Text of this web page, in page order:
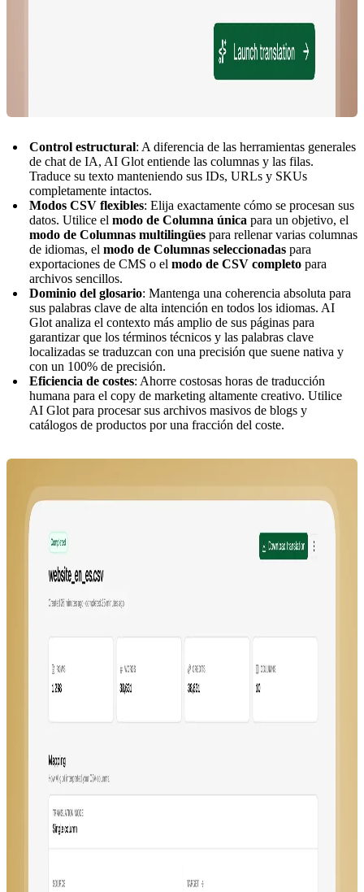
Control estructural: A diferencia de las herramientas generales
de chat de IA, AI Glot entiende las columnas y las filas.
Traduce su texto manteniendo sus IDs, URLs y SKUs
completamente intactos.
Modos CSV flexibles: Elija exactamente cómo se procesan sus
datos. Utilice el modo de Columna única para un objetivo, el
modo de Columnas multilingües para rellenar varias columnas
de idiomas, el modo de Columnas seleccionadas para
exportaciones de CMS o el modo de CSV completo para
archivos sencillos.
Dominio del glosario: Mantenga una coherencia absoluta para
sus palabras clave de alta intención en todos los idiomas. AI
Glot analiza el contexto más amplio de sus páginas para
garantizar que los términos técnicos y las palabras clave
localizadas se traduzcan con una precisión que suene nativa y
con un 100% de precisión.
Eficiencia de costes: Ahorre costosas horas de traducción
humana para el copy de marketing altamente creativo. Utilice
AI Glot para procesar sus archivos masivos de blogs y
catálogos de productos por una fracción del coste.